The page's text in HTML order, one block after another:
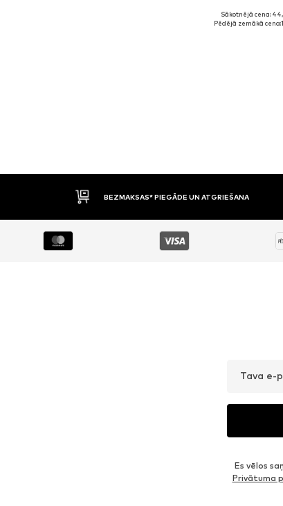
Pieejamie izmēri: XS,
Sākotnējā cena:
Pēdējā zemākā cena:
BEZMAKSAS* PIEGĀDE UN ATGRIEŠANA
Tava e-
Es vēlos
Privātuma